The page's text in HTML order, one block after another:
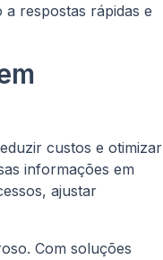
respostas rápidas e
custos e otimizar
informações em
ajustar
Com soluções